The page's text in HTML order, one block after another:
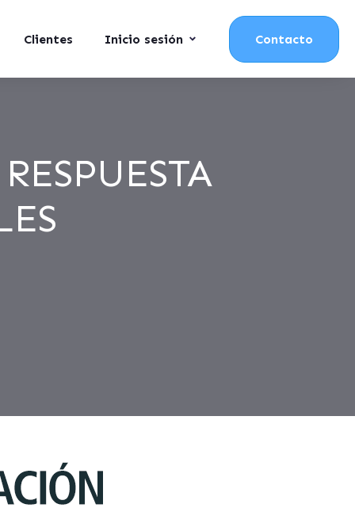
Clientes Inicio sesión Contacto